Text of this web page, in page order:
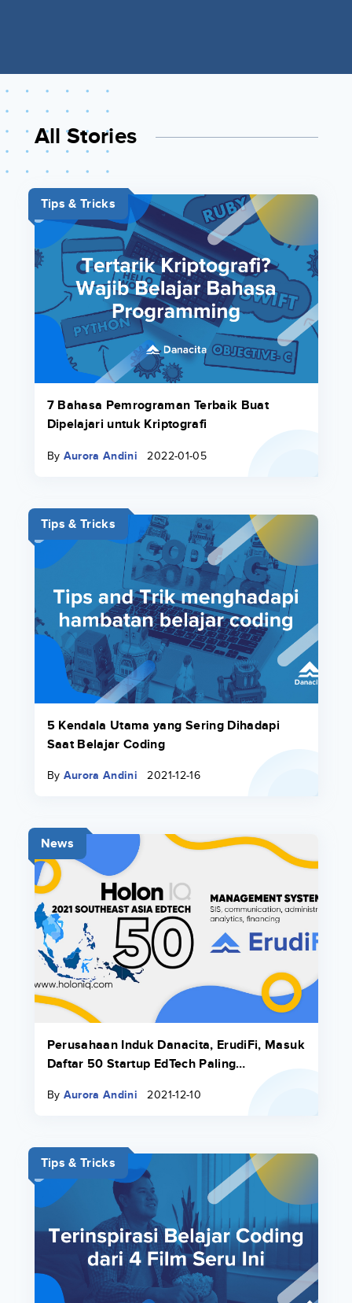
All Stories
Tips & Tricks
7 Bahasa Pemrograman Terbaik Buat
Dipelajari untuk Kriptografi
By Aurora Andini 2022-01-05
Tips & Tricks
5 Kendala Utama yang Sering Dihadapi
Saat Belajar Coding
By Aurora Andini 2021-12-16
News
Perusahaan Induk Danacita, ErudiFi, Masuk
Daftar 50 Startup EdTech Paling
By Aurora Andini 2021-12-10
Tips & Tricks